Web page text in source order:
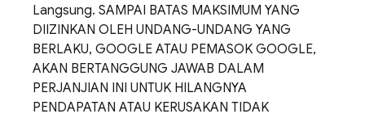
Langsung. SAMPAI BATAS MAKSIMUM YANG
DIIZINKAN OLEH UNDANG-UNDANG YANG
BERLAKU, GOOGLE ATAU PEMASOK GOOGLE,
AKAN BERTANGGUNG JAWAB DALAM
PERJANJIAN INI UNTUK HILANGNYA
PENDAPATAN ATAU KERUSAKAN TIDAK